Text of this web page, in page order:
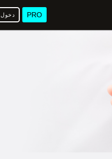
PRO دخول